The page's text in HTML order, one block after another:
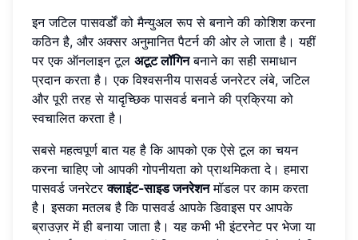
इन जटिल पासवर्डों को मैन्युअल रूप से बनाने की कोशिश करना
कठिन है, और अक्सर अनुमानित पैटर्न की ओर ले जाता है। यहीं
पर एक ऑनलाइन टूल अटूट लॉगिनबनाने का सही समाधान
प्रदान करता है। एक विश्वसनीय पासवर्ड जनरेटर लंबे, जटिल
और पूरी तरह से यादृच्छिक पासवर्ड बनाने की प्रक्रिया को
स्वचालित करता है।
सबसे महत्वपूर्ण बात यह है कि आपको एक ऐसे टूल का चयन
करना चाहिए जो आपकी गोपनीयता को प्राथमिकता दे। हमारा
पासवर्ड जनरेटरक्लाइंट-साइड जनरेशनमॉडल पर काम करता
है। इसका मतलब है कि पासवर्ड आपके डिवाइस पर आपके
ब्राउज़र में ही बनाया जाता है। यह कभी भी इंटरनेट पर भेजा या